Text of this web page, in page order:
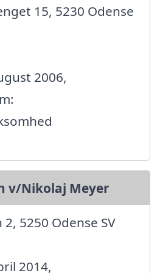
15, 5230 Odense
2006,
v/Nikolaj Meyer
5250 Odense SV
2014,